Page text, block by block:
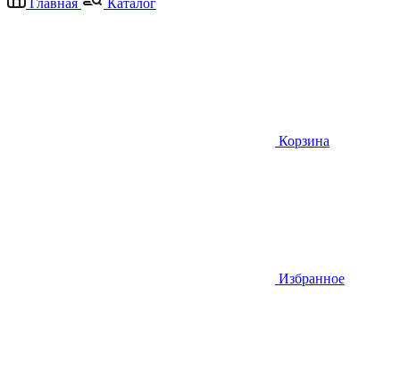
Главная
Каталог
Корзина
Избранное